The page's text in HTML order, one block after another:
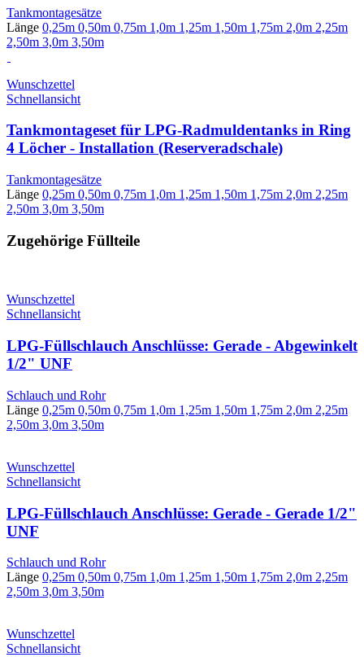
Tankmontagesätze
Länge 0,25m 0,50m 0,75m 1,0m 1,25m 1,50m 1,75m 2,0m 2,25m
2,50m 3,0m 3,50m
Wunschzettel
Schnellansicht
Tankmontageset für LPG-Radmuldentanks in Ring
4 Löcher - Installation (Reserveradschale)
Tankmontagesätze
Länge 0,25m 0,50m 0,75m 1,0m 1,25m 1,50m 1,75m 2,0m 2,25m
2,50m 3,0m 3,50m
Zugehörige Füllteile
Wunschzettel
Schnellansicht
LPG-Füllschlauch Anschlüsse: Gerade - Abgewinkelt
1/2" UNF
Schlauch und Rohr
Länge 0,25m 0,50m 0,75m 1,0m 1,25m 1,50m 1,75m 2,0m 2,25m
2,50m 3,0m 3,50m
Wunschzettel
Schnellansicht
LPG-Füllschlauch Anschlüsse: Gerade - Gerade 1/2"
UNF
Schlauch und Rohr
Länge 0,25m 0,50m 0,75m 1,0m 1,25m 1,50m 1,75m 2,0m 2,25m
2,50m 3,0m 3,50m
Wunschzettel
Schnellansicht